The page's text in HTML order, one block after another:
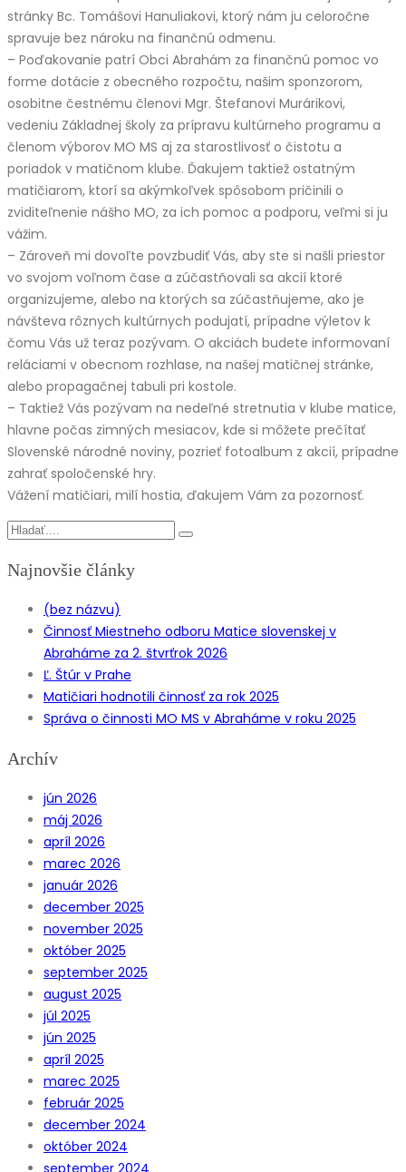
stránky Bc. Tomášovi Hanuliakovi, ktorý nám ju celoročne
spravuje bez nároku na finančnú odmenu.
– Poďakovanie patrí Obci Abrahám za finančnú pomoc vo
forme dotácie z obecného rozpočtu, našim sponzorom,
osobitne čestnému členovi Mgr. Štefanovi Murárikovi,
vedeniu Základnej školy za prípravu kultúrneho programu a
členom výborov MO MS aj za starostlivosť o čistotu a
poriadok v matičnom klube. Ďakujem taktiež ostatným
matičiarom, ktorí sa akýmkoľvek spôsobom pričinili o
zviditeľnenie nášho MO, za ich pomoc a podporu, veľmi si ju
vážim.
– Zároveň mi dovoľte povzbudiť Vás, aby ste si našli priestor
vo svojom voľnom čase a zúčastňovali sa akcií ktoré
organizujeme, alebo na ktorých sa zúčastňujeme, ako je
návšteva rôznych kultúrnych podujatí, prípadne výletov k
čomu Vás už teraz pozývam. O akciách budete informovaní
reláciami v obecnom rozhlase, na našej matičnej stránke,
alebo propagačnej tabuli pri kostole.
– Taktiež Vás pozývam na nedeľné stretnutia v klube matice,
hlavne počas zimných mesiacov, kde si môžete prečítať
Slovenské národné noviny, pozrieť fotoalbum z akcií, prípadne
zahrať spoločenské hry.
Vážení matičiari, milí hostia, ďakujem Vám za pozornosť.
Najnovšie články
(bez názvu)
Činnosť Miestneho odboru Matice slovenskej v
Abraháme za 2. štvrťrok 2026
Ľ. Štúr v Prahe
Matičiari hodnotili činnosť za rok 2025
Správa o činnosti MO MS v Abraháme v roku 2025
Archív
jún 2026
máj 2026
apríl 2026
marec 2026
január 2026
december 2025
november 2025
október 2025
september 2025
august 2025
júl 2025
jún 2025
apríl 2025
marec 2025
február 2025
december 2024
október 2024
september 2024